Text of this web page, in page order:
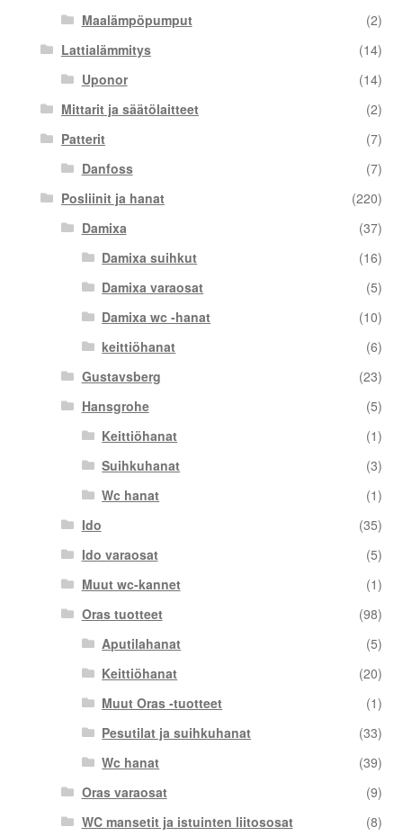
Maalämpöpumput
(2)
Lattialämmitys
(14)
Uponor
(14)
Mittarit ja säätölaitteet
(2)
Patterit
(7)
Danfoss
(7)
Posliinit ja hanat
(220)
Damixa
(37)
Damixa suihkut
(16)
Damixa varaosat
(5)
Damixa wc -hanat
(10)
keittiöhanat
(6)
Gustavsberg
(23)
Hansgrohe
(5)
Keittiöhanat
(1)
Suihkuhanat
(3)
Wc hanat
(1)
Ido
(35)
Ido varaosat
(5)
Muut wc-kannet
(1)
Oras tuotteet
(98)
Aputilahanat
(5)
Keittiöhanat
(20)
Muut Oras -tuotteet
(1)
Pesutilat ja suihkuhanat
(33)
Wc hanat
(39)
Oras varaosat
(9)
WC mansetit ja istuinten liitososat
(8)